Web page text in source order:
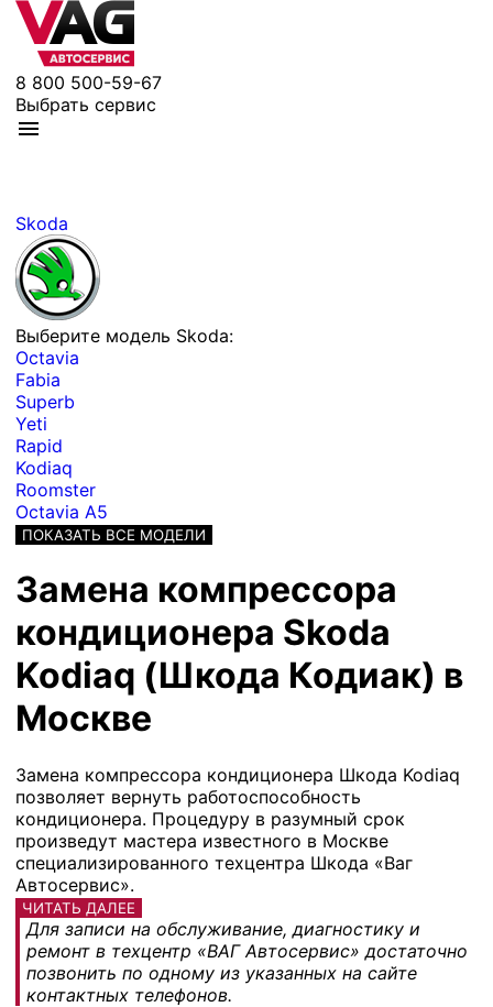
8 800 500-59-67
Выбрать сервис
Skoda
Выберите модель Skoda:
Octavia
Fabia
Superb
Yeti
Rapid
Kodiaq
Roomster
Octavia A5
ПОКАЗАТЬ ВСЕ МОДЕЛИ
Замена компрессора
кондиционера Skoda
Kodiaq (Шкода Кодиак) в
Москве
Замена компрессора кондиционера Шкода Kodiaq
позволяет вернуть работоспособность
кондиционера. Процедуру в разумный срок
произведут мастера известного в Москве
специализированного техцентра Шкода «Ваг
Автосервис».
ЧИТАТЬ ДАЛЕЕ
Для записи на обслуживание, диагностику и
ремонт в техцентр «ВАГ Автосервис» достаточно
позвонить по одному из указанных на сайте
контактных телефонов.